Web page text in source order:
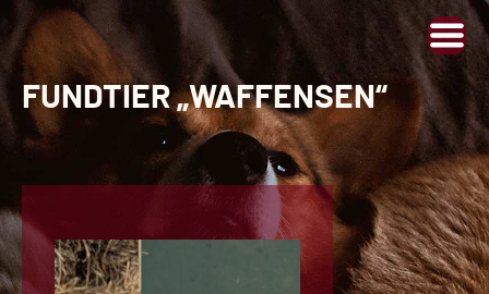
FUNDTIER „WAFFENSEN“